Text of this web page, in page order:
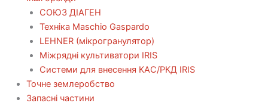
СОЮЗ ДІАГЕН
Техніка Maschio Gaspardo
LEHNER (мікрогранулятор)
Міжрядні культиватори IRIS
Системи для внесення КАС/РКД IRIS
Точне землеробство
Запасні частини